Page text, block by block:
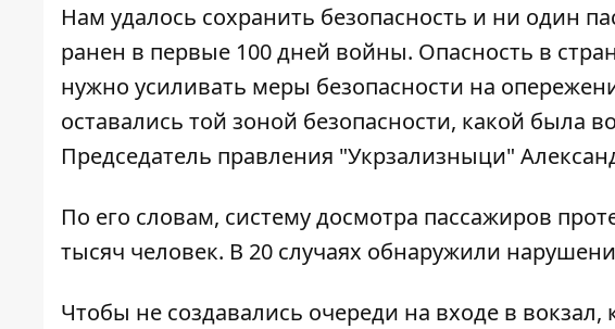
Нам удалось сохранить безопасность и ни один
ранен в первые 100 дней войны. Опасность в
нужно усиливать меры безопасности на
оставались той зоной безопасности, какой была
Председатель правления "Укрзализныци"
По его словам, систему досмотра пассажиров
тысяч человек. В 20 случаях обнаружили
Чтобы не создавались очереди на входе в